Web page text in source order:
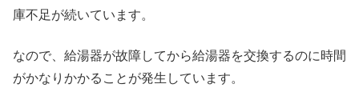
庫不足が続いています。
なので、給湯器が故障してから給湯器を交換するのに時間
がかなりかかることが発生しています。